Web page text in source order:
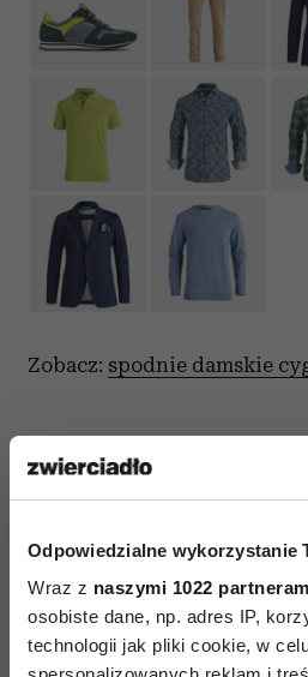
Odpowiedzialne wykorzystanie
Wraz z naszymi 1022
osobiste dane, np. adres IP,
technologii jak pliki cookie, w
Zobacz: spodnie damskie